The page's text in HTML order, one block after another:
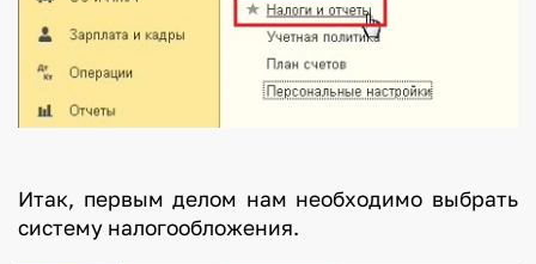
Итак, первым делом нам необходимо выбрать
систему налогообложения.